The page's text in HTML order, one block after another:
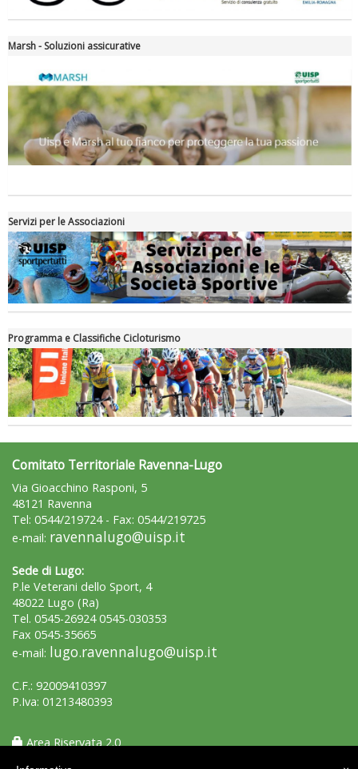
Marsh - Soluzioni assicurative
Servizi per le Associazioni
Programma e Classifiche Cicloturismo
Comitato Territoriale Ravenna-Lugo
Via Gioacchino Rasponi, 5
48121 Ravenna
Tel: 0544/219724 - Fax: 0544/219725
e-mail: ravennalugo@uisp.it
Sede di Lugo:
P.le Veterani dello Sport, 4
48022 Lugo (Ra)
Tel. 0545-26924 0545-030353
Fax 0545-35665
e-mail: lugo.ravennalugo@uisp.it
C.F.: 92009410397
P.Iva: 01213480393
Area Riservata 2.0